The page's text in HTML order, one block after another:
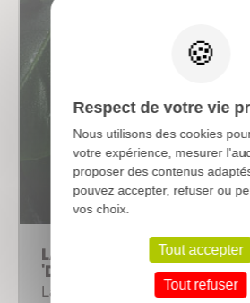
LAVANDULA intermedia
'Dutch'
Lavandin
Respect de votre vie
Nous utilisons des cookies
votre expérience, mesurer
proposer des contenus
pouvez accepter, refuser ou
vos choix.
Tout accepter
Tout refuser